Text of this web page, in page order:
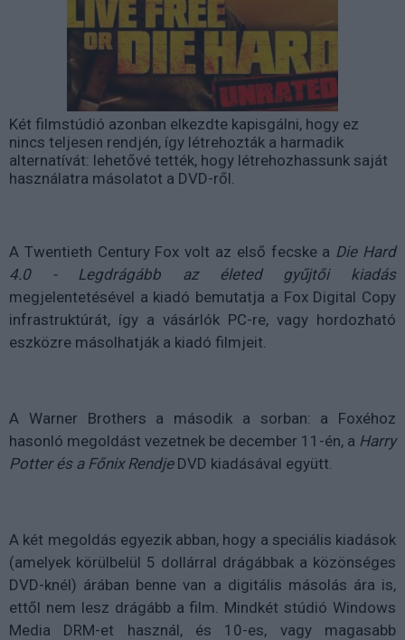
Két filmstúdió azonban elkezdte kapisgálni, hogy ez
nincs teljesen rendjén, így létrehozták a harmadik
alternatívát: lehetővé tették, hogy létrehozhassunk saját
használatra másolatot a DVD-ről.
A Twentieth Century Fox volt az első fecske a Die Hard
4.0 - Legdrágább az életed gyűjtői kiadás
megjelentetésével a kiadó bemutatja a Fox Digital Copy
infrastruktúrát, így a vásárlók PC-re, vagy hordozható
eszközre másolhatják a kiadó filmjeit.
A Warner Brothers a második a sorban: a Foxéhoz
hasonló megoldást vezetnek be december 11-én, a Harry
Potter és a Főnix Rendje DVD kiadásával együtt.
A két megoldás egyezik abban, hogy a speciális kiadások
(amelyek körülbelül 5 dollárral drágábbak a közönséges
DVD-knél) árában benne van a digitális másolás ára is,
ettől nem lesz drágább a film. Mindkét stúdió Windows
Media DRM-et használ, és 10-es, vagy magasabb